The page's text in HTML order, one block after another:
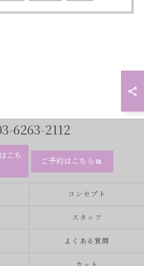
6263-2112
こち
ご予約はこちら
コンセプト
スタッフ
よくある質問